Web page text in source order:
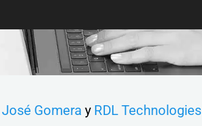
José Gomera y RDL Technologies